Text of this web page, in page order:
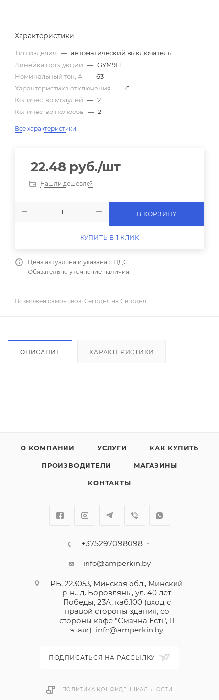
Характеристики
Тип изделия — автоматический выключатель
Линейка продукции — GYM9H
Номинальный ток, A — 63
Характеристика отключения — C
Количество модулей — 2
Количество полюсов — 2
Все характеристики
22.48 руб./шт
Нашли дешевле?
В КОРЗИНУ
КУПИТЬ В 1 КЛИК
Цена актуальна и указана с НДС.
Обязательно уточнение наличия.
Возможен самовывоз, Сегодня на Сегодня.
ОПИСАНИЕ ХАРАКТЕРИСТИКИ
О КОМПАНИИ УСЛУГИ КАК КУПИТЬ
ПРОИЗВОДИТЕЛИ МАГАЗИНЫ
КОНТАКТЫ
+375297098098
info@amperkin.by
РБ, 223053, Минская обл., Минский
р-н., д. Боровляны, ул. 40 лет
Победы, 23А, каб.100 (вход с
правой стороны здания, со
стороны кафе "Смачна Естi", 11
этаж.) info@amperkin.by
ПОДПИСАТЬСЯ НА РАССЫЛКУ
ПОЛИТИКА КОНФИДЕНЦИАЛЬНОСТИ